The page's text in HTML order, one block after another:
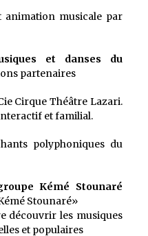
animation musicale par
et danses du
partenaires
Cirque Théâtre Lazari.
et familial.
polyphoniques du
Kémé Stounaré
Stounaré»
découvrir les musiques
et populaires